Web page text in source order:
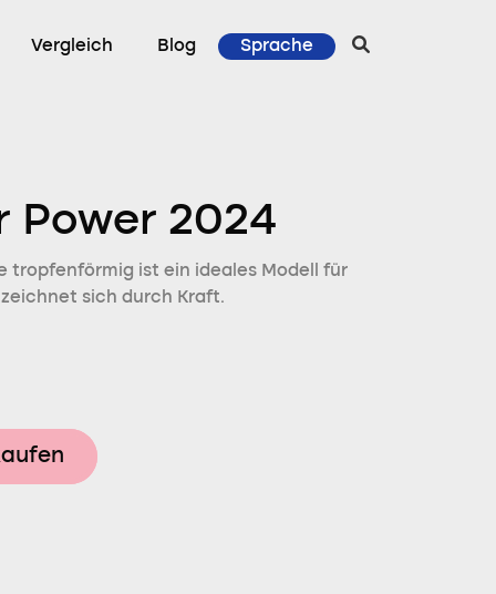
Vergleich Blog Sprache
Power 2024
tropfenförmig ist ein ideales Modell für
sich durch Kraft.